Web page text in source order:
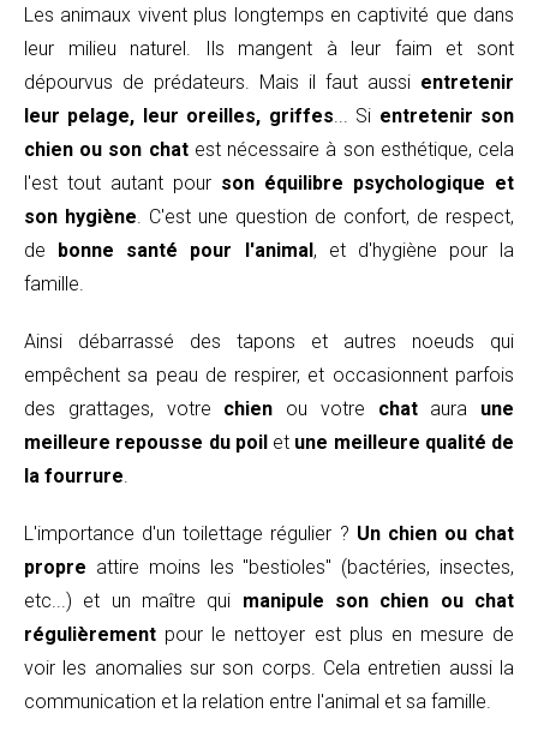
Les animaux vivent plus longtemps en captivité que dans
leur milieu naturel. Ils mangent à leur faim et sont
dépourvus de prédateurs. Mais il faut aussi entretenir
leur pelage, leur oreilles, griffes ... Si entretenir son
chien ou son chatest nécessaire à son esthétique, cela
l'est tout autant pour son équilibre psychologique et
son hygiène . C'est une question de confort, de respect,
de bonne santé pour l'animal, et d'hygiène pour la
famille.
Ainsi débarrassé des tapons et autres noeuds qui
empêchent sa peau de respirer, et occasionnent parfois
des grattages, votre chien ou votre chataura une
meilleure repousse du poilet une meilleure qualité de
la fourrure
L'importance d'un toilettage régulier ? Un chien ou chat
propre attire moins les "bestioles" (bactéries, insectes,
etc...) et un maître qui manipule son chien ou chat
régulièrement pour le nettoyer est plus en mesure de
voir les anomalies sur son corps. Cela entretien aussi la
communication et la relation entre l'animal et sa famille.